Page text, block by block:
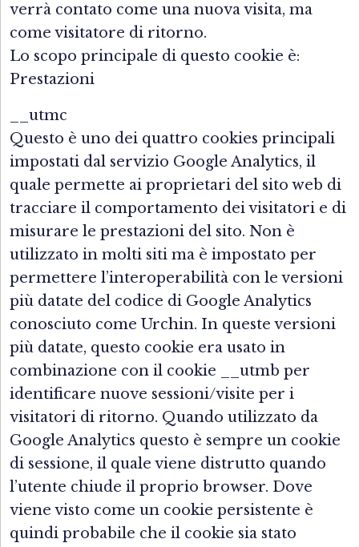
verrà contato come una nuova visita, ma
come visitatore di ritorno.
Lo scopo principale di questo cookie è:
Prestazioni
__utmc
Questo è uno dei quattro cookies principali
impostati dal servizio Google Analytics, il
quale permette ai proprietari del sito web di
tracciare il comportamento dei visitatori e di
misurare le prestazioni del sito. Non è
utilizzato in molti siti ma è impostato per
permettere l’interoperabilità con le versioni
più datate del codice di Google Analytics
conosciuto come Urchin. In queste versioni
più datate, questo cookie era usato in
combinazione con il cookie __utmb per
identificare nuove sessioni/visite per i
visitatori di ritorno. Quando utilizzato da
Google Analytics questo è sempre un cookie
di sessione, il quale viene distrutto quando
l’utente chiude il proprio browser. Dove
viene visto come un cookie persistente è
quindi probabile che il cookie sia stato